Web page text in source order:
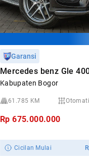
Garansi
Kabupaten Bogor
61.785 KM
Rp675.000.000
Cicilan Mulai